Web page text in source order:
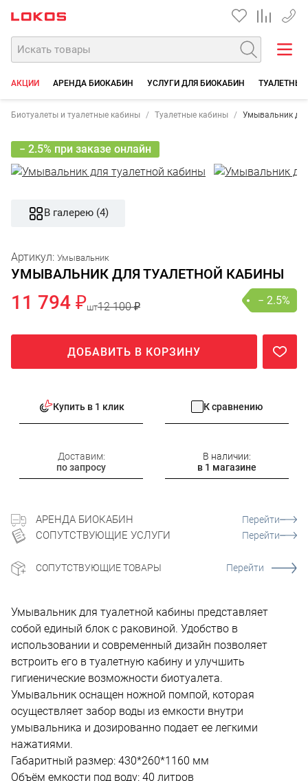
+7
АКЦИИ АРЕНДА БИОКАБИН УСЛУГИ ДЛЯ БИОКАБИН
Биотуалеты и туалетные кабины Туалетные кабины Умывальник
− 2.5% при заказе онлайн
В галерею (4)
Артикул: Умывальник
УМЫВАЛЬНИК ДЛЯ ТУАЛЕТНОЙ КАБИНЫ
11 794 ₽шт12 100 ₽ − 2.5%
ДОБАВИТЬ В КОРЗИНУ
Купить в 1 клик К сравнению
Доставим:
по запросу
В наличии:
в 1 магазине
АРЕНДА БИОКАБИН Перейти
СОПУТСТВУЮЩИЕ УСЛУГИ Перейти
СОПУТСТВУЮЩИЕ ТОВАРЫ Перейти
Умывальник для туалетной кабины представляет
собой единый блок с раковиной. Удобство в
использовании и современный дизайн позволяет
встроить его в туалетную кабину и улучшить
гигиенические возможности биотуалета.
Умывальник оснащен ножной помпой, которая
осуществляет забор воды из емкости внутри
умывальника и дозированно подает ее легкими
нажатиями.
Габаритный размер: 430*260*1160 мм
Объём емкости под воду: 40 литров